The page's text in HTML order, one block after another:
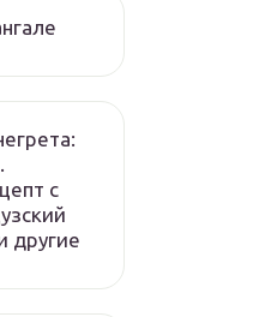
с
другие